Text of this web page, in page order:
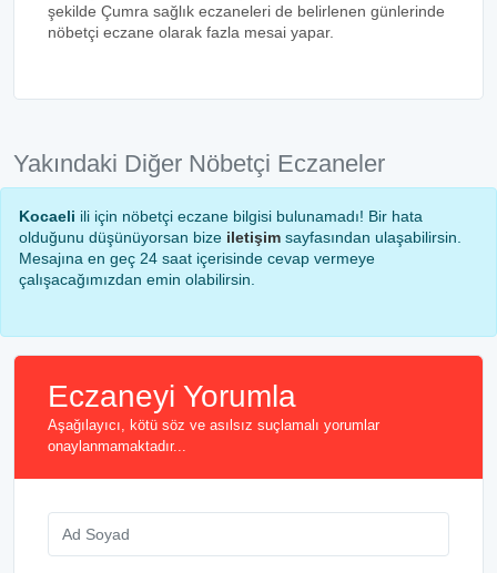
şekilde Çumra sağlık eczaneleri de belirlenen günlerinde
nöbetçi eczane olarak fazla mesai yapar.
Yakındaki Diğer Nöbetçi Eczaneler
Kocaeli ili için nöbetçi eczane bilgisi bulunamadı! Bir hata
olduğunu düşünüyorsan bize iletişim sayfasından ulaşabilirsin.
Mesajına en geç 24 saat içerisinde cevap vermeye
çalışacağımızdan emin olabilirsin.
Eczaneyi Yorumla
Aşağılayıcı, kötü söz ve asılsız suçlamalı yorumlar
onaylanmamaktadır...